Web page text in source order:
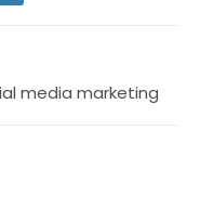
media marketing